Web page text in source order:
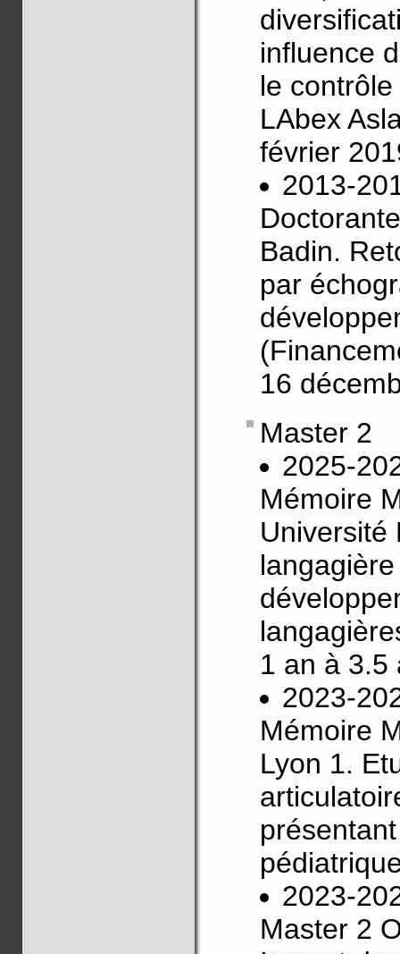
influence
le
LAbex
février
2013-
Badin.
par
16
Master 2
2025-
Mémoire
Université
1 an à 3.5
2023-
Mémoire
Lyon 1.
2023-
Master 2